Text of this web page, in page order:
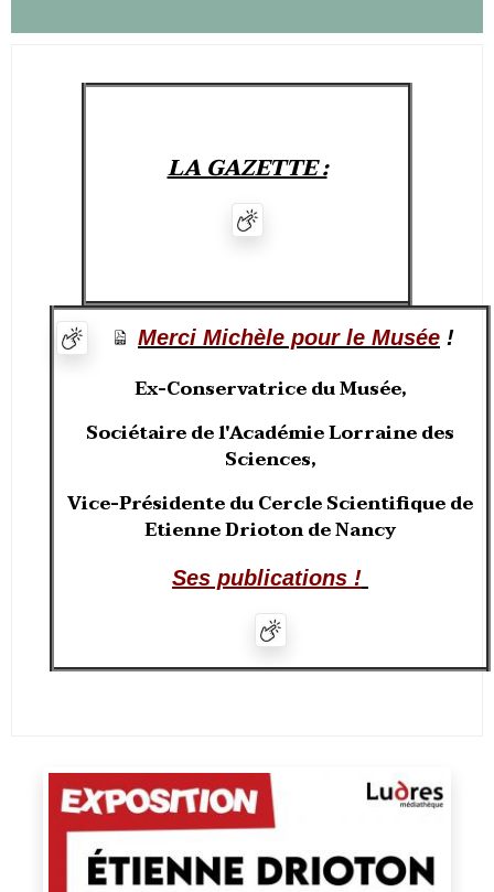
LA GAZETTE :
Merci Michèle pour le Musée !
Ex-Conservatrice du Musée,
Sociétaire de l'Académie Lorraine des
Sciences,
Vice-Présidente du Cercle Scientifique de
Etienne Drioton de Nancy
Ses publications !